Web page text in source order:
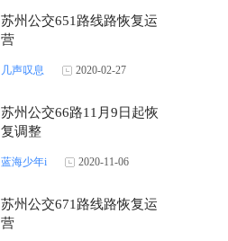
苏州公交651路线路恢复运
营
几声叹息 2020-02-27
苏州公交66路11月9日起恢
复调整
蓝海少年i 2020-11-06
苏州公交671路线路恢复运
营